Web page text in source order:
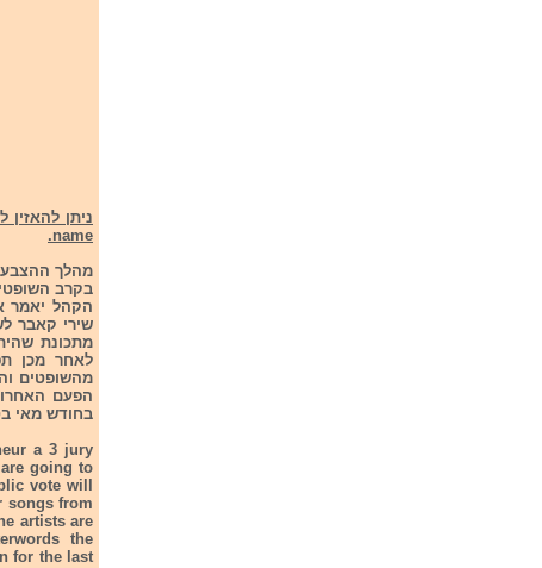
name.
הקהל יאמר
לאחר מכן
הפעם
בחודש מאי
a 3 jury
going to
vote will
songs from
artists are
the
for the last